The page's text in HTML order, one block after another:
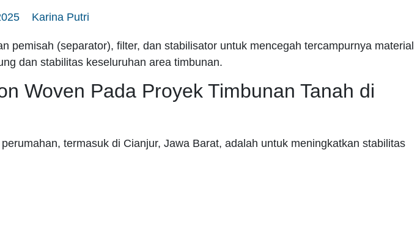
Karina Putri
pemisah (separator), filter, dan stabilisator untuk mencegah tercampurnya material
dan stabilitas keseluruhan area timbunan.
Woven Pada Proyek Timbunan Tanah di
termasuk di Cianjur, Jawa Barat, adalah untuk meningkatkan stabilitas